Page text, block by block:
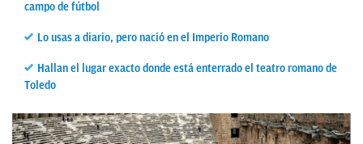
campo de fútbol
Lo usas a diario, pero nació en el Imperio Romano
Hallan el lugar exacto donde está enterrado el teatro romano de
Toledo